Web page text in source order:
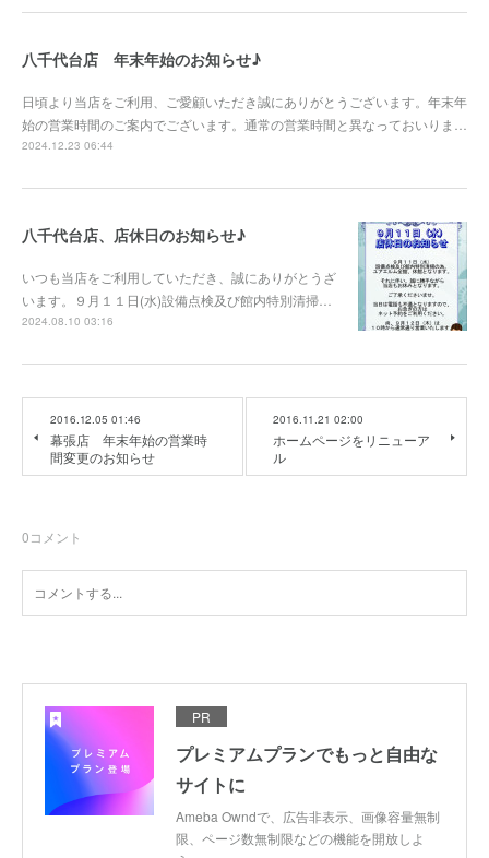
八千代台店 年末年始のお知らせ♪
日頃より当店をご利用、ご愛顧いただき誠にありがとうございます。年末年
始の営業時間のご案内でございます。通常の営業時間と異なっておいりま…
2024.12.23 06:44
八千代台店、店休日のお知らせ♪
いつも当店をご利用していただき、誠にありがとうざ
います。９月１１日(水)設備点検及び館内特別清掃…
2024.08.10 03:16
2016.12.05 01:46
幕張店 年末年始の営業時
間変更のお知らせ
2016.11.21 02:00
ホームページをリニューア
ル
0コメント
PR
プレミアムプランでもっと自由な
サイトに
Ameba Owndで、広告非表示、画像容量無制
限、ページ数無制限などの機能を開放しよ